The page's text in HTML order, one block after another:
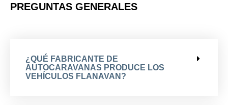
PREGUNTAS GENERALES
¿QUÉ FABRICANTE DE
AUTOCARAVANAS PRODUCE LOS
VEHÍCULOS FLANAVAN?